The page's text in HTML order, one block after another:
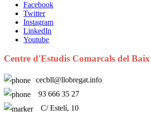
Facebook
Twitter
Instagram
LinkedIn
Youtube
Centre d'Estudis Comarcals del
cecbll@llobregat.info
93 666 35 27
C/ Estelí, 10